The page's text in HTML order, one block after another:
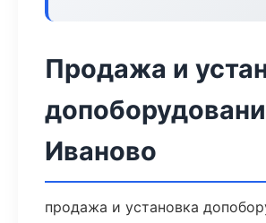
Продажа и
Иваново
продажа и установка